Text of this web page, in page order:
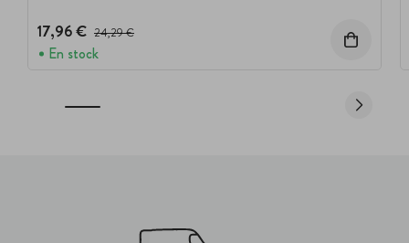
17,96 € Prix avant réduction :
24,29 €
En stock